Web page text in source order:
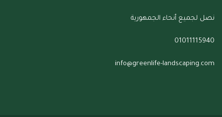
نصل لجميع أنحاء الجمهورية
01011115940
info@greenlife-landscaping.com